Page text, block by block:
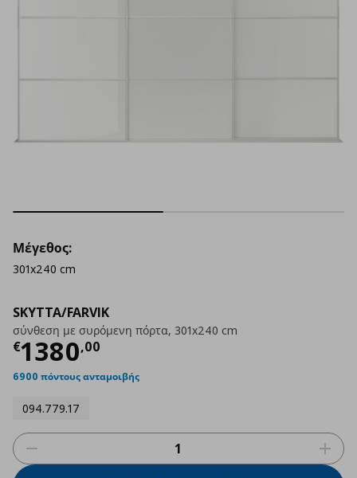
SKYTTA/FARVIK
σύνθεση με συρόμενη πόρτα, 301x240 cm
€1380,00
Τρέχουσα τιμή
6900 πόντους ανταμοιβής
094.779.17
Μέγεθος:
301x240 cm